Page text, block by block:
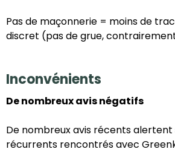
Pas de maçonnerie = moins de
discret (pas de grue,
Inconvénients
De nombreux avis négatifs
De nombreux avis récents
récurrents rencontrés avec